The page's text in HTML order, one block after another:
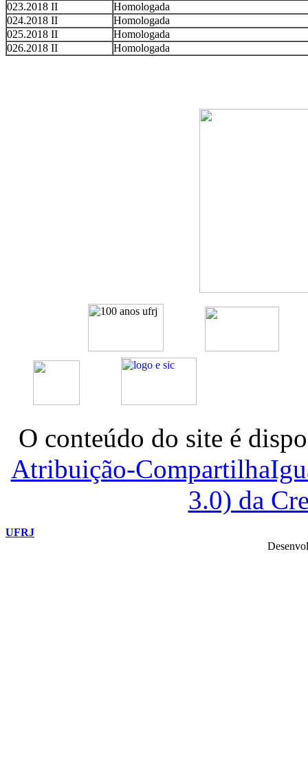
023.2018 II
Homologada
024.2018 II
Homologada
025.2018 II
Homologada
026.2018 II
Homologada
O conteúdo do site é
Atribuição-
3.0) da
UFRJ